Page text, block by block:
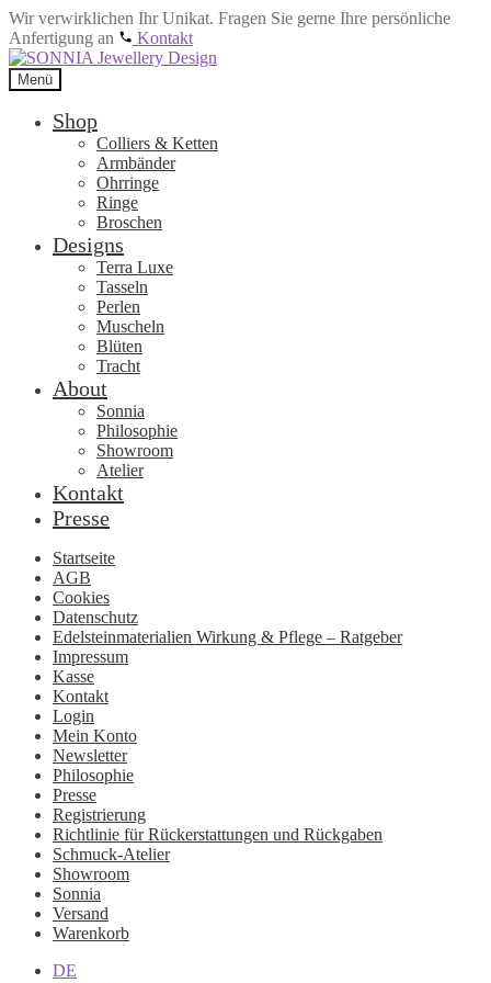
Wir verwirklichen Ihr Unikat. Fragen Sie gerne Ihre persönliche
Anfertigung an
Kontakt
Zur
Navigation
springen
Zum
Inhalt
springen
Menü
Shop
Colliers & Ketten
Armbänder
Ohrringe
Ringe
Broschen
Designs
Terra Luxe
Tasseln
Perlen
Muscheln
Blüten
Tracht
About
Sonnia
Philosophie
Showroom
Atelier
Kontakt
Presse
Startseite
AGB
Cookies
Datenschutz
Edelsteinmaterialien Wirkung & Pflege – Ratgeber
Impressum
Kasse
Kontakt
Login
Mein Konto
Newsletter
Philosophie
Presse
Registrierung
Richtlinie für Rückerstattungen und Rückgaben
Schmuck-Atelier
Showroom
Sonnia
Versand
Warenkorb
DE